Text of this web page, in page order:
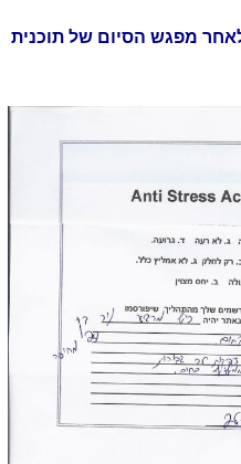
מפגש הסיום של תוכנית